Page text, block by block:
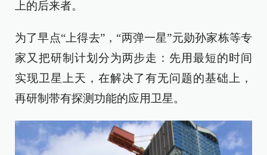
上的后来者。
为了早点“上得去”，“两弹一星”元勋孙家栋等专
家又把研制计划分为两步走：先用最短的时间
实现卫星上天，在解决了有无问题的基础上，
再研制带有探测功能的应用卫星。